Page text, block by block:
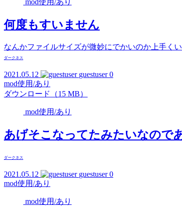
mod使用/あり
何度もすいません
なんかファイルサイズが微妙にでかいのか上手く
ダークネス
2021.05.12 guestuser 0
mod使用/あり
ダウンロード（15 MB）
mod使用/あり
あげそこなってたみたいなので
ダークネス
2021.05.12 guestuser 0
mod使用/あり
mod使用/あり